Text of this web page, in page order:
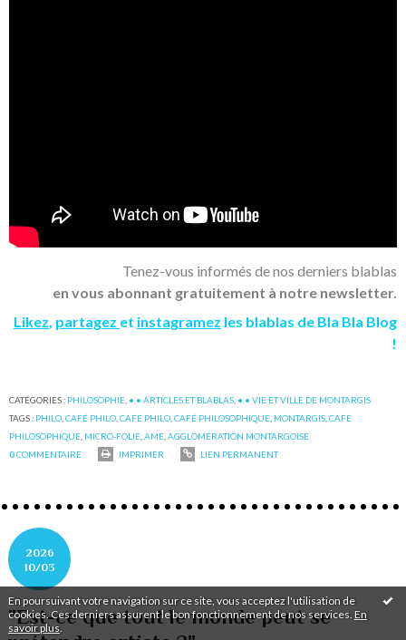
En poursuivant votre navigation sur ce site, vous acceptez l'utilisation de
cookies. Ces derniers assurent le bon fonctionnement de nos services. En
savoir plus.
Tenez-vous informés de nos derniers blablas
en vous abonnant gratuitement à notre newsletter.
Likez partagez et instagramez les blablas de Bla Bla Blog
!
CATÉGORIES : PHILOSOPHIE • • ARTICLES ET BLABLAS • • VIE ET VILLE DE MONTARGIS
TAGS : PHILO ,CAFÉ PHILO ,CAFE PHILO ,CAFÉ PHILOSOPHIQUE MONTARGIS ,CAFE
PHILOSOPHIQUE MICRO-FOLIE ,AME ,AGGLOMÉRATION MONTARGOISE
0COMMENTAIRE IMPRIMER LIEN PERMANENT
2026
10/03
"Est-ce que tout le monde peut se